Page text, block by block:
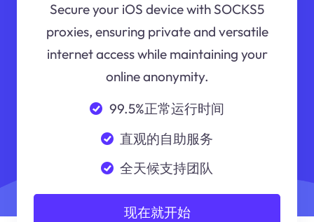
Secure your iOS device with SOCKS5
proxies, ensuring private and versatile
internet access while maintaining your
online anonymity.
99.5%正常运行时间
直观的自助服务
全天候支持团队
现在就开始